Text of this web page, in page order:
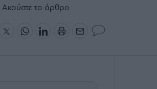
Ακούστε το άρθρο